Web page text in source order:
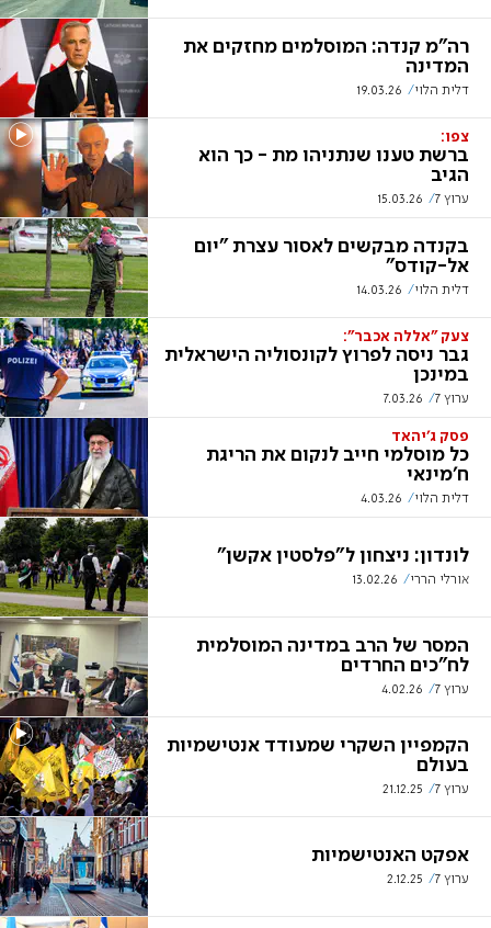
רה"מ קנדה: המוסלמים מחזקים את
המדינה
דלית הלוי 19.03.26
צפו:
ברשת טענו שנתניהו מת - כך הוא
הגיב
ערוץ 7 15.03.26
בקנדה מבקשים לאסור עצרת "יום
אל-קודס"
דלית הלוי 14.03.26
צעק "אללה אכבר":
גבר ניסה לפרוץ לקונסוליה הישראלית
במינכן
ערוץ 7 7.03.26
פסק ג'יהאד
כל מוסלמי חייב לנקום את הריגת
ח'מינאי
דלית הלוי 4.03.26
לונדון: ניצחון ל"פלסטין אקשן"
אורלי הררי 13.02.26
המסר של הרב במדינה המוסלמית
לח"כים החרדים
ערוץ 7 4.02.26
הקמפיין השקרי שמעודד אנטישמיות
בעולם
ערוץ 7 21.12.25
אפקט האנטישמיות
ערוץ 7 2.12.25